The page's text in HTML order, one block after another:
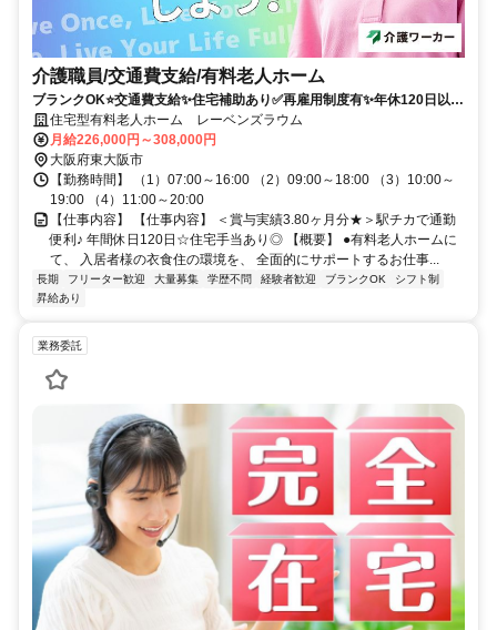
介護職員/交通費支給/有料老人ホーム
ブランクOK⭐️交通費支給✨住宅補助あり✅️再雇用制度有✨年休120日以上
⭕️担当者オススメ✨経験者優遇❗️車通勤ＯＫ⭐️駅チカ
住宅型有料老人ホーム レーベンズラウム
月給226,000円～308,000円
大阪府東大阪市
【勤務時間】 （1）07:00～16:00 （2）09:00～18:00 （3）10:00～
19:00 （4）11:00～20:00
【仕事内容】 【仕事内容】 ＜賞与実績3.80ヶ月分★＞駅チカで通勤
便利♪ 年間休日120日☆住宅手当あり◎ 【概要】 ●有料老人ホームに
て、 入居者様の衣食住の環境を、 全面的にサポートするお仕事...
長期 フリーター歓迎 大量募集 学歴不問 経験者歓迎 ブランクOK
シフト制
昇給あり
業務委託